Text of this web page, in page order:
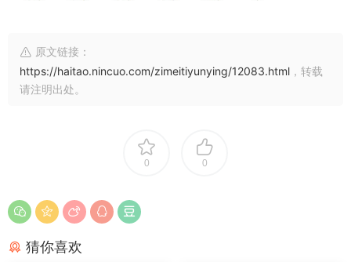
原文链接：
https://haitao.nincuo.com/zimeitiyunying/12083.html ，转载
请注明出处。
0 0
猜你喜欢